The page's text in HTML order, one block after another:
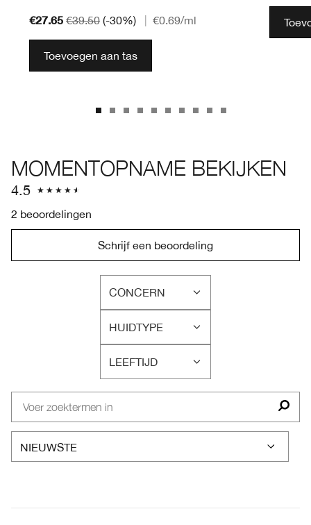
€27.65 €39.50 (-30%) €0.69/ml
Toevoegen aan tas
MOMENTOPNAME BEKIJKEN
4.5
2 beoordelingen
Schrijf een beoordeling
CONCERN
FILTER
BEOORDELINGEN
OP
CONCERN
HUIDTYPE
FILTER
BEOORDELINGEN
OP
HUIDTYPE
LEEFTIJD
FILTER
BEOORDELINGEN
LEEFTIJD